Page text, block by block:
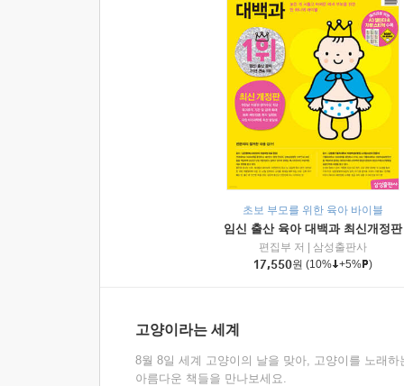
초보 부모를 위한 육아 바이블
임신 출산 육아 대백과 최신개정판
편집부 저
삼성출판사
17,550원 (10% +5% )
고양이라는 세계
8월 8일 세계 고양이의 날을 맞아, 고양이를 노래하
아름다운 책들을 만나보세요.